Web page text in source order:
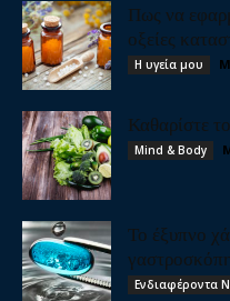
Πως να
οξείες
Η υγεία μου
Καθαρίστε
Mind & Body
Το έξυπνο
Ενδιαφέροντα